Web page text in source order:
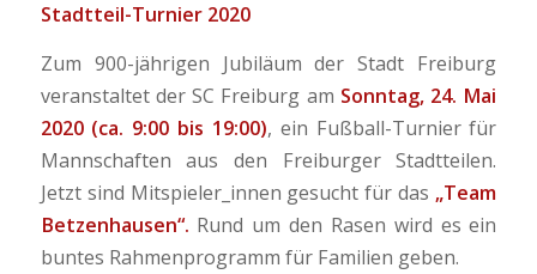
Stadtteil-Turnier 2020
Zum 900-jährigen Jubiläum der Stadt Freiburg
veranstaltet der SC Freiburg am Sonntag, 24. Mai
2020 (ca. 9:00 bis 19:00), ein Fußball-Turnier für
Mannschaften aus den Freiburger Stadtteilen.
Jetzt sind Mitspieler_innen gesucht für das „Team
Betzenhausen“. Rund um den Rasen wird es ein
buntes Rahmenprogramm für Familien geben.